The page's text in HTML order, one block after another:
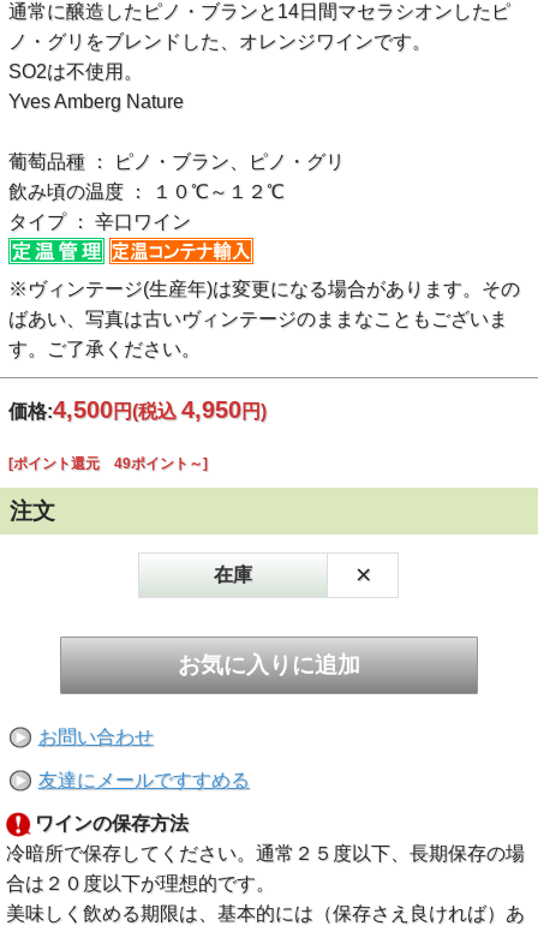
通常に醸造したピノ・ブランと14日間マセラシオンしたピ
ノ・グリをブレンドした、オレンジワインです。
SO2は不使用。
Yves Amberg Nature
葡萄品種 ： ピノ・ブラン、ピノ・グリ
飲み頃の温度 ： １０℃～１２℃
タイプ ： 辛口ワイン
※ヴィンテージ(生産年)は変更になる場合があります。その
ばあい、写真は古いヴィンテージのままなこともございま
す。ご了承ください。
価格:4,500円(税込 4,950円)
[ポイント還元 49ポイント～]
注文
在庫 ×
お問い合わせ
友達にメールですすめる
ワインの保存方法
冷暗所で保存してください。通常２５度以下、長期保存の場
合は２０度以下が理想的です。
美味しく飲める期限は、基本的には（保存さえ良ければ）あ